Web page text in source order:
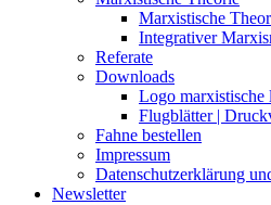
Marxistische
Integrativer
Referate
Downloads
Logo marxistische
Flugblätter |
Fahne bestellen
Impressum
Datenschutzerklärung
Newsletter